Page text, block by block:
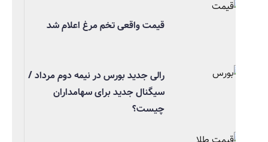
قیمت واقعی تخم مرغ اعلام شد
رالی جدید بورس در نیمه دوم مرداد /
سیگنال جدید برای سهامداران
چیست؟